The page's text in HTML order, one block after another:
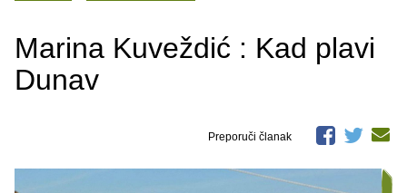
Marina Kuveždić : Kad plavi
Dunav
Preporuči članak